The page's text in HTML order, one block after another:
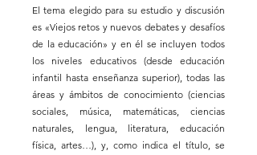
El tema elegido para su estudio y discusión
es «Viejos retos y nuevos debates y desafíos
de la educación» y en él se incluyen todos
los niveles educativos (desde educación
infantil hasta enseñanza superior), todas las
áreas y ámbitos de conocimiento (ciencias
sociales, música, matemáticas, ciencias
naturales, lengua, literatura, educación
física, artes…), y, como indica el título, se